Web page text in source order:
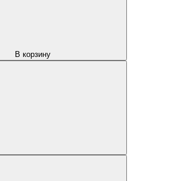
В корзину